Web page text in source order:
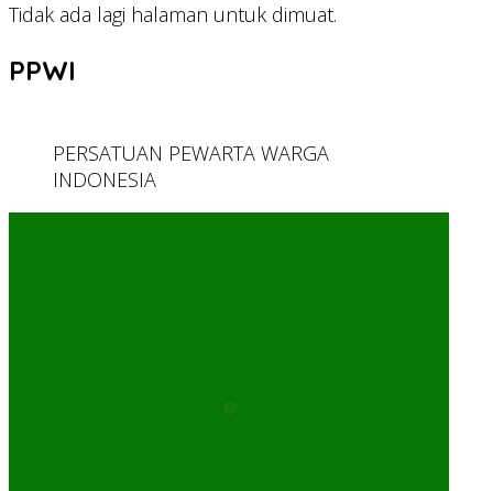
Tidak ada lagi halaman untuk dimuat.
PPWI
PERSATUAN PEWARTA WARGA
INDONESIA